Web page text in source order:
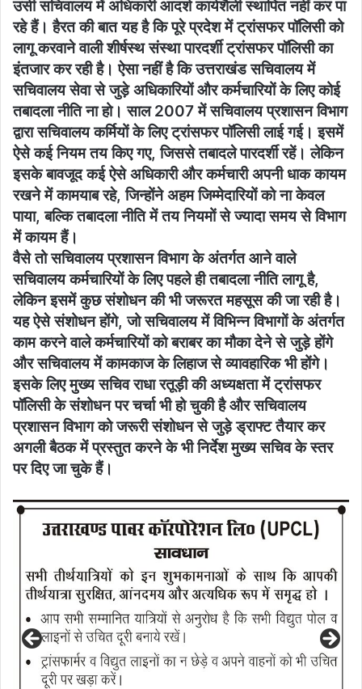
उसी सचिवालय में अधिकारी आदर्श कार्यशैली स्थापित नहीं कर पा
रहे हैं। हैरत की बात यह है कि पूरे प्रदेश में ट्रांसफर पॉलिसी को
लागू करवाने वाली शीर्षस्थ संस्था पारदर्शी ट्रांसफर पॉलिसी का
इंतजार कर रही है। ऐसा नहीं है कि उत्तराखंड सचिवालय में
सचिवालय सेवा से जुड़े अधिकारियों और कर्मचारियों के लिए कोई
तबादला नीति ना हो। साल 2007 में सचिवालय प्रशासन विभाग
द्वारा सचिवालय कर्मियों के लिए ट्रांसफर पॉलिसी लाई गई। इसमें
ऐसे कई नियम तय किए गए, जिससे तबादले पारदर्शी रहें। लेकिन
इसके बावजूद कई ऐसे अधिकारी और कर्मचारी अपनी धाक कायम
रखने में कामयाब रहे, जिन्होंने अहम जिम्मेदारियों को ना केवल
पाया, बल्कि तबादला नीति में तय नियमों से ज्यादा समय से विभाग
में कायम हैं।
वैसे तो सचिवालय प्रशासन विभाग के अंतर्गत आने वाले
सचिवालय कर्मचारियों के लिए पहले ही तबादला नीति लागू है,
लेकिन इसमें कुछ संशोधन की भी जरूरत महसूस की जा रही है।
यह ऐसे संशोधन होंगे, जो सचिवालय में विभिन्न विभागों के अंतर्गत
काम करने वाले कर्मचारियों को बराबर का मौका देने से जुड़े होंगे
और सचिवालय में कामकाज के लिहाज से व्यावहारिक भी होंगे।
इसके लिए मुख्य सचिव राधा रतूड़ी की अध्यक्षता में ट्रांसफर
पॉलिसी के संशोधन पर चर्चा भी हो चुकी है और सचिवालय
प्रशासन विभाग को जरूरी संशोधन से जुड़े ड्राफ्ट तैयार कर
अगली बैठक में प्रस्तुत करने के भी निर्देश मुख्य सचिव के स्तर
पर दिए जा चुके हैं।